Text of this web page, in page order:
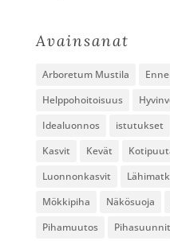
Avainsanat
Arboretum Mustila
Helppohoitoisuus
Idealuonnos
istutukset
Kasvit
Kevät
Luonnonkasvit
Mökkipiha
Näkösuoja
Pihamuutos